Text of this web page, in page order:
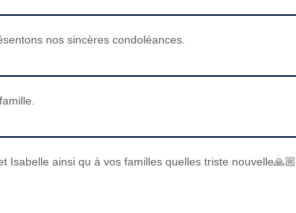
nos sincères condoléances.
Isabelle ainsi qu à vos familles quelles triste nouvelle🙏🏼